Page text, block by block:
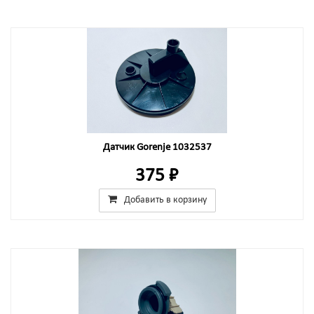
Датчик Gorenje 1032537
375 ₽
Добавить в корзину